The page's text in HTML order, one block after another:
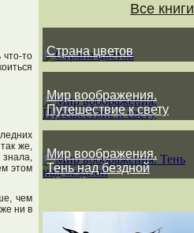
что-то
же,
знала,
этом
чем
ни в
Все книги
Страна цветов
Мир воображения.
Путешествие к свету
Мир воображения.
Тень над бездной